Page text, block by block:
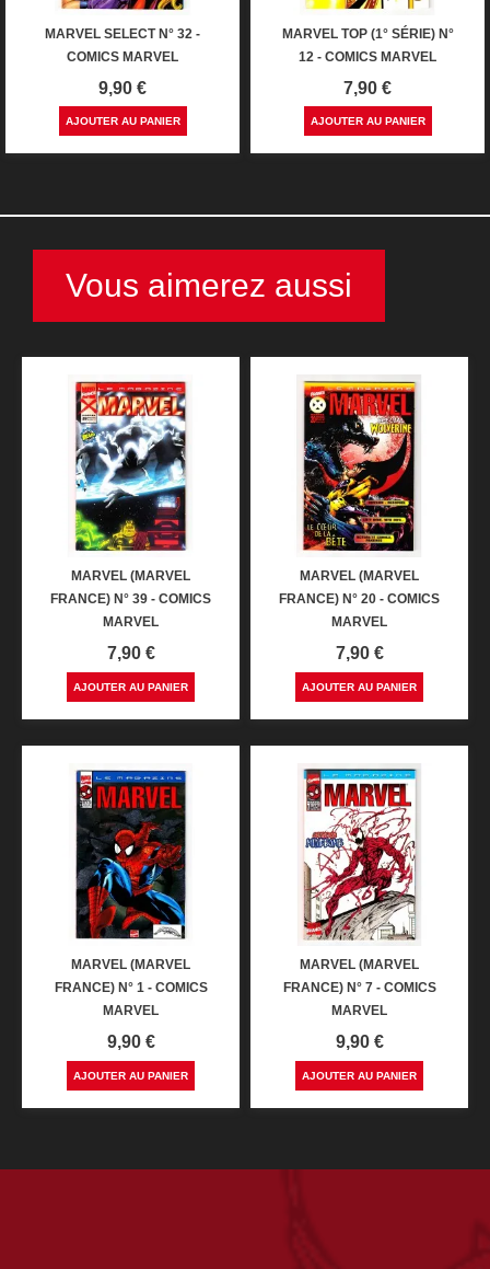
MARVEL SELECT N° 32 -
COMICS MARVEL
Prix
9,90 €
AJOUTER AU PANIER
MARVEL TOP (1° SÉRIE) N°
12 - COMICS MARVEL
Prix
7,90 €
AJOUTER AU PANIER
Vous aimerez aussi
MARVEL (MARVEL
FRANCE) N° 39 - COMICS
MARVEL
Prix
7,90 €
AJOUTER AU PANIER
MARVEL (MARVEL
FRANCE) N° 20 - COMICS
MARVEL
Prix
7,90 €
AJOUTER AU PANIER
MARVEL (MARVEL
FRANCE) N° 1 - COMICS
MARVEL
Prix
9,90 €
AJOUTER AU PANIER
MARVEL (MARVEL
FRANCE) N° 7 - COMICS
MARVEL
Prix
9,90 €
AJOUTER AU PANIER